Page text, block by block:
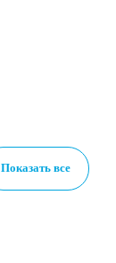
Показать все